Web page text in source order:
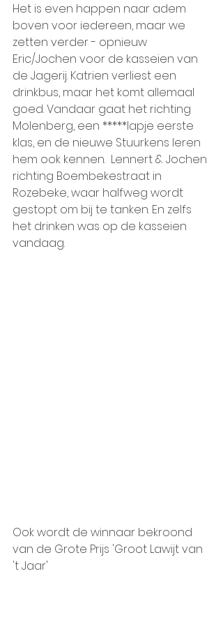
Het is even happen naar adem
boven voor iedereen, maar we
zetten verder - opnieuw
Eric/Jochen voor de kasseien van
de Jagerij. Katrien verliest een
drinkbus, maar het komt allemaal
goed. Vandaar gaat het richting
Molenberg, een *****lapje eerste
klas, en de nieuwe Stuurkens leren
hem ook kennen.  Lennert & Jochen
richting Boembekestraat in
Rozebeke, waar halfweg wordt
gestopt om bij te tanken. En zelfs
het drinken was op de kasseien
vandaag.
Ook wordt de winnaar bekroond
van de Grote Prijs 'Groot Lawijt van
't Jaar'